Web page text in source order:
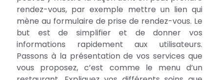
rendez-vous, par exemple mettre un lien qui
mène au formulaire de prise de rendez-vous. Le
but est de simplifier et de donner vos
informations rapidement aux utilisateurs.
Passons à la présentation de vos services que
vous proposez, c’est comme le menu d’un